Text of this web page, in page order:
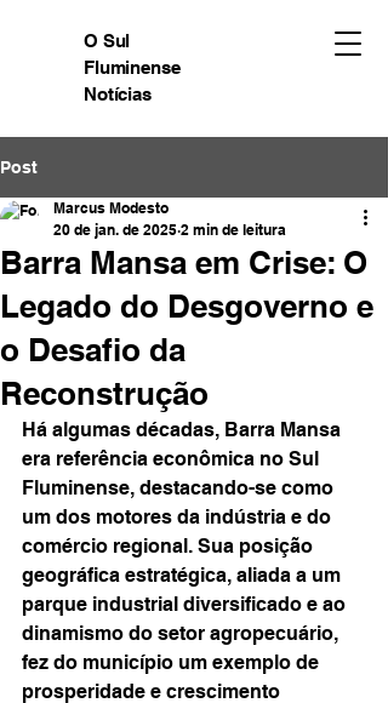
O Sul
Fluminense
Notícias
Post
Barra Mansa em Crise: O
Legado do Desgoverno e
o Desafio da
Reconstrução
Marcus Modesto
20 de jan. de 2025 2 min de leitura
Há algumas décadas, Barra Mansa
era referência econômica no Sul
Fluminense, destacando-se como
um dos motores da indústria e do
comércio regional. Sua posição
geográfica estratégica, aliada a um
parque industrial diversificado e ao
dinamismo do setor agropecuário,
fez do município um exemplo de
prosperidade e crescimento